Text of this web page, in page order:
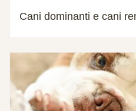
Cani dominanti e cani